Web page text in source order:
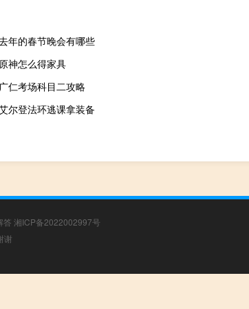
年的春节晚会有哪些
原神怎么得家具
广仁考场科目二攻略
尔登法环逃课拿装备
答 湘ICP备2022002997号
谢